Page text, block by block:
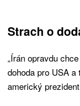
Strach o
„Írán opravdu
dohoda pro USA
americký